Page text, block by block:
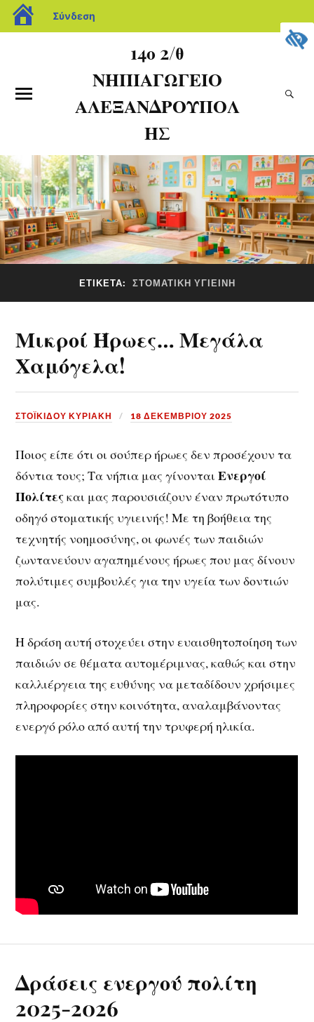
Σύνδεση
14ο 2/θ
ΝΗΠΙΑΓΩΓΕΙΟ
ΑΛΕΞΑΝΔΡΟΥΠΟΛ
ΗΣ
ΕΤΙΚΈΤΑ: ΣΤΟΜΑΤΙΚΗ ΥΓΙΕΙΝΗ
Μικροί Ήρωες… Μεγάλα
Χαμόγελα!
ΣΤΟΪΚΙΔΟΥ ΚΥΡΙΑΚΗ 18 ΔΕΚΕΜΒΡΊΟΥ 2025
Ποιος είπε ότι οι σούπερ ήρωες δεν προσέχουν τα
δόντια τους; Τα νήπια μας γίνονταιΕνεργοί
Πολίτες και μας παρουσιάζουν έναν πρωτότυπο
οδηγό στοματικής υγιεινής! Με τη βοήθεια της
τεχνητής νοημοσύνης, οι φωνές των παιδιών
ζωντανεύουν αγαπημένους ήρωες που μας δίνουν
πολύτιμες συμβουλές για την υγεία των δοντιών
μας.
Η δράση αυτή στοχεύει στην ευαισθητοποίηση των
παιδιών σε θέματα αυτομέριμνας, καθώς και στην
καλλιέργεια της ευθύνης να μεταδίδουν χρήσιμες
πληροφορίες στην κοινότητα, αναλαμβάνοντας
ενεργό ρόλο από αυτή την τρυφερή ηλικία.
Δράσεις ενεργού πολίτη
2025-2026